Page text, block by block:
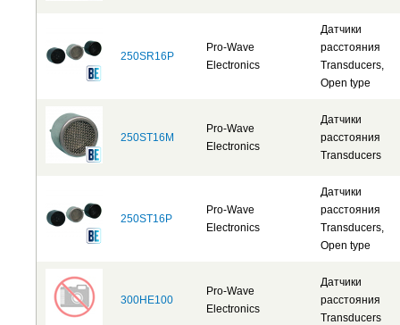
250SR16P
Pro-Wave
Electronics
Датчики
расстояния
Transducers,
Open type
250ST16M
Pro-Wave
Electronics
Датчики
расстояния
Transducers
250ST16P
Pro-Wave
Electronics
Датчики
расстояния
Transducers,
Open type
300HE100
Pro-Wave
Electronics
Датчики
расстояния
Transducers